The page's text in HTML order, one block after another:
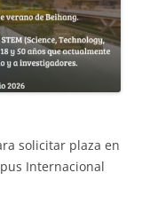
solicitar plaza en
Internacional